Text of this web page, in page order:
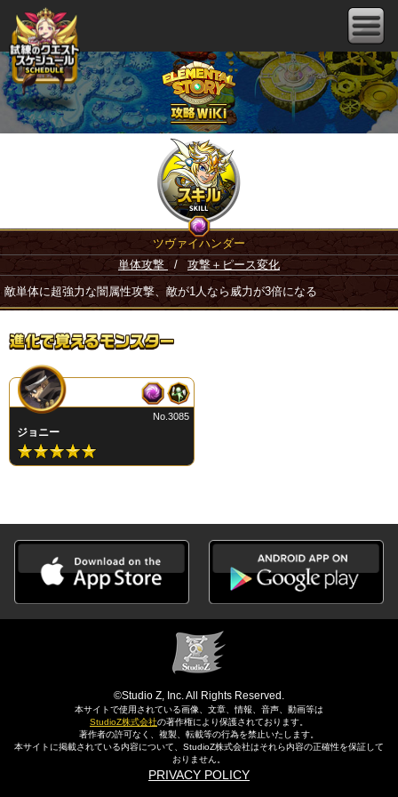
ツヴァイハンダー
単体攻撃
/ 攻撃＋ピース変化
敵単体に超強力な闇属性攻撃、敵が1人なら威力が3倍になる
ジョニー
No.3085
©Studio Z, Inc. All Rights Reserved.
本サイトで使用されている画像、文章、情報、音声、動画等は
StudioZ株式会社の著作権により保護されております。
著作者の許可なく、複製、転載等の行為を禁止いたします。
本サイトに掲載されている内容について、StudioZ株式会社はそれら内容の正確性を保証して
おりません。
PRIVACY POLICY